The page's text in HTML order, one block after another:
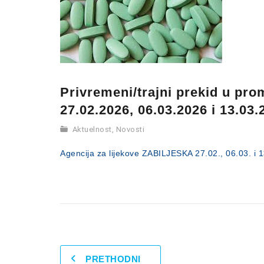
Privremeni/trajni prekid u
27.02.2026, 06.03.2026 i
Aktuelnost, Novosti
Agencija za lijekove ZABILJESKA 27.02., 06.03. i
PRETHODNI